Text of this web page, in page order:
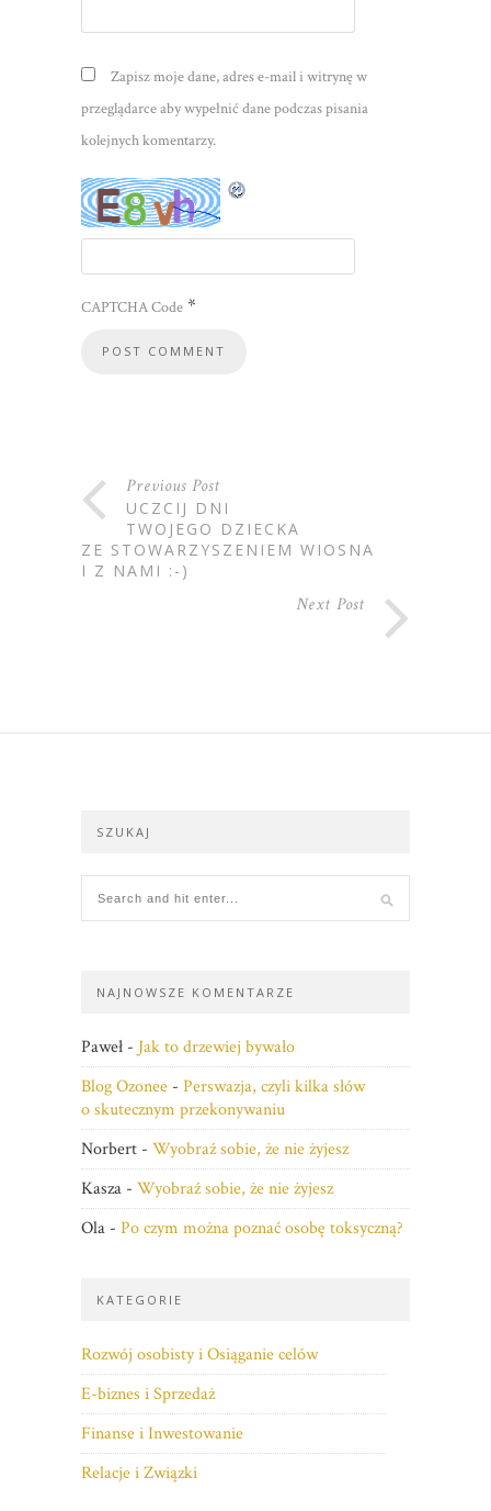
Zapisz moje dane, adres e-mail i witrynę w
przeglądarce aby wypełnić dane podczas pisania
kolejnych komentarzy.
CAPTCHA Code *
Previous Post
UCZCIJ DNI
TWOJEGO DZIECKA
ZE STOWARZYSZENIEM WIOSNA
I Z NAMI :-)
Next Post
SZUKAJ
NAJNOWSZE KOMENTARZE
Paweł - Jak to drzewiej bywało
Blog Ozonee - Perswazja, czyli kilka słów
o skutecznym przekonywaniu
Norbert - Wyobraź sobie, że nie żyjesz
Kasza - Wyobraź sobie, że nie żyjesz
Ola - Po czym można poznać osobę toksyczną?
KATEGORIE
Rozwój osobisty i Osiąganie celów
E-biznes i Sprzedaż
Finanse i Inwestowanie
Relacje i Związki